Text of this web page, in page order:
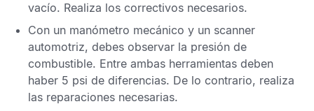
vacío. Realiza los correctivos necesarios.
Con un manómetro mecánico y un scanner
automotriz, debes observar la presión de
combustible. Entre ambas herramientas deben
haber 5 psi de diferencias. De lo contrario, realiza
las reparaciones necesarias.